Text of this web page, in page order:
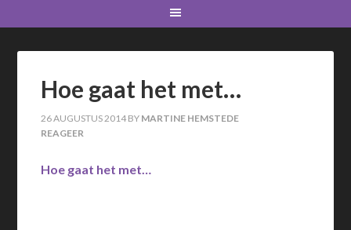
Hoe gaat het met…
26 AUGUSTUS 2014 BY MARTINE HEMSTEDE
REAGEER
Hoe gaat het met…